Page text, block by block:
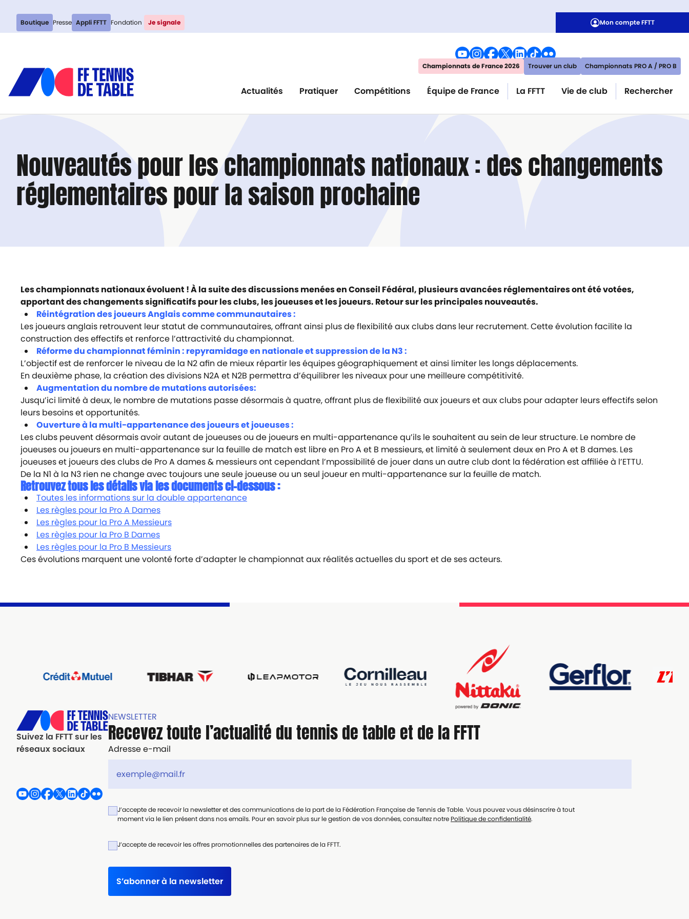
Boutique Presse Appli FFTT Fondation Je signale Mon compte FFTT
Championnats de France 2026 Trouver un club Championnats PRO A / PRO B
Actualités Pratiquer Compétitions Équipe de France La FFTT Vie de club Rechercher
Nouveautés pour les championnats nationaux : des changements
réglementaires pour la saison prochaine
Les championnats nationaux évoluent ! À la suite des discussions menées en Conseil Fédéral, plusieurs avancées réglementaires ont été votées,
apportant des changements significatifs pour les clubs, les joueuses et les joueurs. Retour sur les principales nouveautés.
Réintégration des joueurs Anglais comme communautaires :
Les joueurs anglais retrouvent leur statut de communautaires, offrant ainsi plus de flexibilité aux clubs dans leur recrutement. Cette évolution facilite la
construction des effectifs et renforce l’attractivité du championnat.
Réforme du championnat féminin : repyramidage en nationale et suppression de la N3 :
L’objectif est de renforcer le niveau de la N2 afin de mieux répartir les équipes géographiquement et ainsi limiter les longs déplacements.
En deuxième phase, la création des divisions N2A et N2B permettra d’équilibrer les niveaux pour une meilleure compétitivité.
Augmentation du nombre de mutations autorisées:
Jusqu’ici limité à deux, le nombre de mutations passe désormais à quatre, offrant plus de flexibilité aux joueurs et aux clubs pour adapter leurs effectifs selon
leurs besoins et opportunités.
Ouverture à la multi-appartenance des joueurs et joueuses :
Les clubs peuvent désormais avoir autant de joueuses ou de joueurs en multi-appartenance qu’ils le souhaitent au sein de leur structure. Le nombre de
joueuses ou joueurs en multi-appartenance sur la feuille de match est libre en Pro A et B messieurs, et limité à seulement deux en Pro A et B dames. Les
joueuses et joueurs des clubs de Pro A dames & messieurs ont cependant l’mpossibilité de jouer dans un autre club dont la fédération est affiliée à l’ETTU.
De la N1 à la N3 rien ne change avec toujours une seule joueuse ou un seul joueur en multi-appartenance sur la feuille de match.
Retrouvez tous les détails via les documents ci-dessous :
Toutes les informations sur la double appartenance
Les règles pour la Pro A Dames
Les règles pour la Pro A Messieurs
Les règles pour la Pro B Dames
Les règles pour la Pro B Messieurs
Ces évolutions marquent une volonté forte d’adapter le championnat aux réalités actuelles du sport et de ses acteurs.
Suivez la FFTT sur les
réseaux sociaux
NEWSLETTER
Recevez toute l’actualité du tennis de table et de la FFTT
Adresse e-mail
J’accepte de recevoir la newsletter et des communications de la part de la Fédération Française de Tennis de Table. Vous pouvez vous désinscrire à tout
moment via le lien présent dans nos emails. Pour en savoir plus sur le gestion de vos données, consultez notre Politique de confidentialité.
J’accepte de recevoir les offres promotionnelles des partenaires de la FFTT.
S’abonner à la newsletter